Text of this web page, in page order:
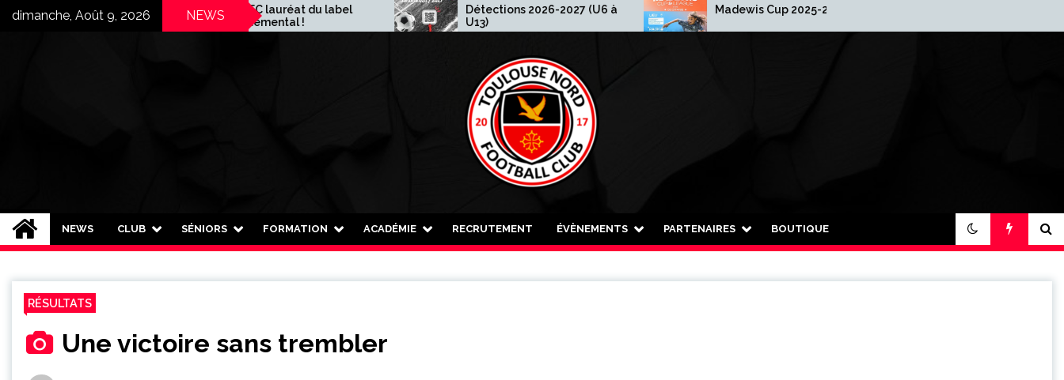
Skipdimanche, Août 9, 2026 NEWS
Le TNFC lauréat du label
départemental !
Détections 2026-2027 (U6 à
U13)
Madewis Cup 2025-2026
Toulouse Nord FC
Plus qu'un club, une famille !
NEWS CLUB SÉNIORS FORMATION ACADÉMIE RECRUTEMENT ÉVÈNEMENTS PARTENAIRES BOUTIQUE
RÉSULTATS
Une victoire sans trembler